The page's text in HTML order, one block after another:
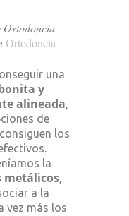
Ortodoncia
Ortodoncia
una
y
alineada,
de
los
la
metálicos,
a la
vez más los